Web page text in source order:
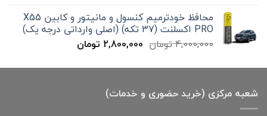
بود.
199,000 تومان
است. محافظ خودترمیم کنسول و مانیتور و کابین X55
PRO اکسلنت (37 تکه) (اصلی وارداتی درجه یک)
4,000,000تومان قیمت
4,000,000 تومان
2,800,000 تومانقیمت
2,800,000 تومان
شعبه مرکزی (خرید حضوری و خدمات)